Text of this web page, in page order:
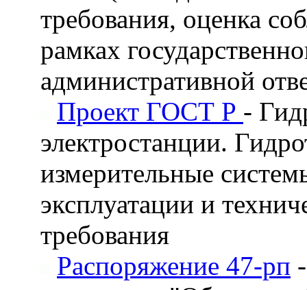
требования, оценка
рамках
административной
Проект ГОСТ Р -
электростанции.
измерительные
эксплуатации и
требования
Распоряжение 47-рп